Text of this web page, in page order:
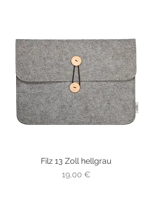
Filz 13 Zoll hellgrau
Preis
19,00 €